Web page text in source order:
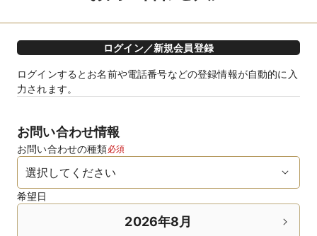
ログイン／新規会員登録
ログインするとお名前や電話番号などの登録情報が自動的に入
力されます。
お問い合わせ情報
お問い合わせの種類必須
希望日
2026年8月